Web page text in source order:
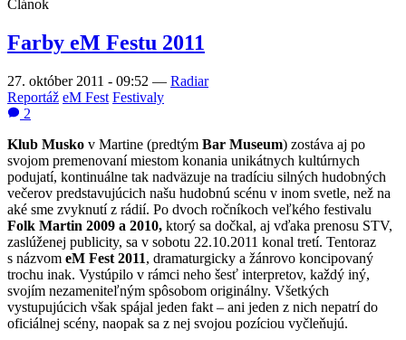
Článok
Farby eM Festu 2011
27. október 2011 - 09:52 — Radiar
Reportáž eM Fest Festivaly
2
Klub Musko v Martine (predtým Bar Museum) zostáva aj po
svojom premenovaní miestom konania unikátnych kultúrnych
podujatí, kontinuálne tak nadväzuje na tradíciu silných hudobných
večerov predstavujúcich našu hudobnú scénu v inom svetle, než na
aké sme zvyknutí z rádií. Po dvoch ročníkoch veľkého festivalu
Folk Martin 2009 a 2010, ktorý sa dočkal, aj vďaka prenosu STV,
zaslúženej publicity, sa v sobotu 22.10.2011 konal tretí. Tentoraz
s názvom eM Fest 2011, dramaturgicky a žánrovo koncipovaný
trochu inak. Vystúpilo v rámci neho šesť interpretov, každý iný,
svojím nezameniteľným spôsobom originálny. Všetkých
vystupujúcich však spájal jeden fakt – ani jeden z nich nepatrí do
oficiálnej scény, naopak sa z nej svojou pozíciou vyčleňujú.